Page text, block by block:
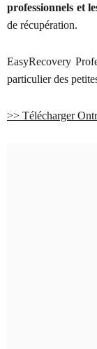
professionnels et
de récupération.
EasyRecovery
particulier des
>> Télécharger